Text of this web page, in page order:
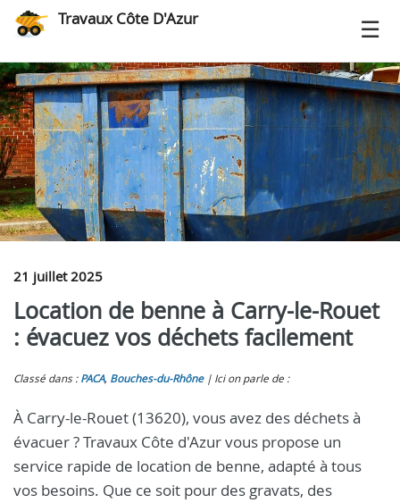
Travaux Côte D'Azur
21 juillet 2025
Location de benne à Carry-le-Rouet
: évacuez vos déchets facilement
Classé dans : PACA, Bouches-du-Rhône Ici on parle de :
À Carry-le-Rouet (13620), vous avez des déchets à
évacuer ? Travaux Côte d'Azur vous propose un
service rapide de location de benne, adapté à tous
vos besoins. Que ce soit pour des gravats, des